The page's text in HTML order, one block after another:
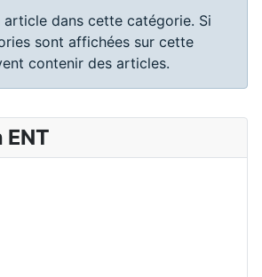
article dans cette catégorie. Si
sont affichées sur cette
contenir des articles.